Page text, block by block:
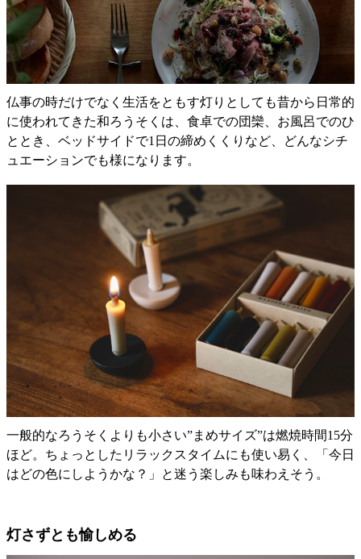
仏事の時だけでなく生活をともす灯りとしても昔から日常的
に使われてきた和ろうそくは、食卓での団欒、お風呂でのひ
ととき、ベッドサイドで1日の締めくくりなど、どんなシチ
ュエーションでも様になります。
一般的なろうそくよりも小さい”まめサイズ”は燃焼時間15分
ほど。ちょっとしたリラックスタイムにも使い易く、「今日
はどの色にしようかな？」と迷う楽しみも味わえそう。
灯さずとも愉しめる